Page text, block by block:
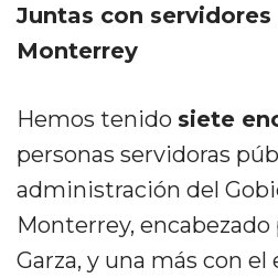
Juntas con
Monterrey
Hemos tenido siete
personas servidoras
administración del
Monterrey,
Garza, y una más con el